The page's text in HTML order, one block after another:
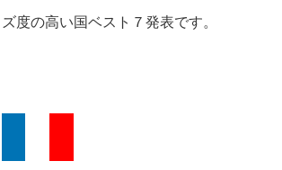
度の高い国ベスト７発表です。